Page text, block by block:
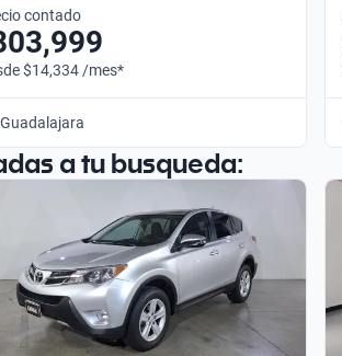
contado
$14,334 /mes*
Guadalajara
a tu busqueda: